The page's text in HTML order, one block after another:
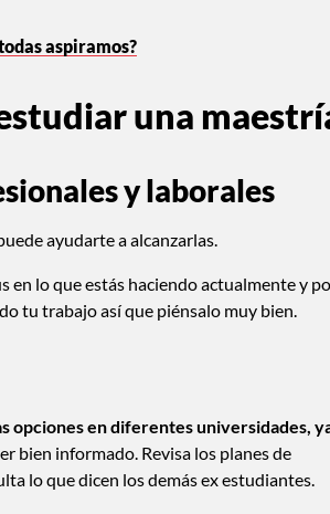
aspiramos?
una
y laborales
ayudarte a alcanzarlas.
en lo que estás haciendo actualmente y
tu trabajo así que piénsalo muy bien.
opciones en diferentes universidades,
bien informado. Revisa los planes de
lo que dicen los demás ex estudiantes.